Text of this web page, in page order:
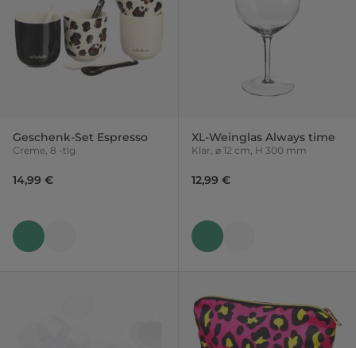
Geschenk-Set Espresso
Creme, 8 -tlg.
14,99 €
XL-Weinglas Always time
Klar, ⌀ 12 cm, H 300 mm
12,99 €